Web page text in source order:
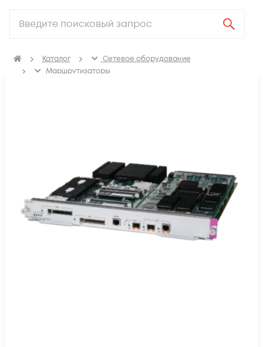
Каталог
Сетевое оборудование
Маршрутизаторы